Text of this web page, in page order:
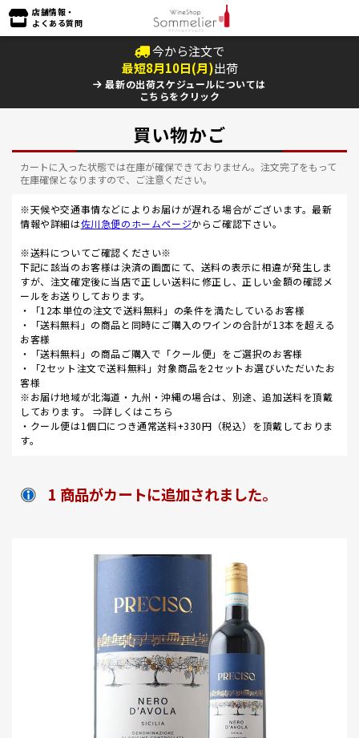
店舗情報・
よくある質問
今から注文で
最短8月10日(月)出荷
最新の出荷スケジュールについては
こちらをクリック
買い物かご
カートに入った状態では在庫が確保できておりません。注文完了をもって
在庫確保となりますので、ご注意ください。
※天候や交通事情などによりお届けが遅れる場合がございます。最新
情報や詳細は佐川急便のホームページからご確認下さい。
※送料についてご確認ください※
下記に該当のお客様は決済の画面にて、送料の表示に相違が発生しま
すが、注文確定後に当店で正しい送料に修正し、正しい金額の確認メ
ールをお送りしております。
・「12本単位の注文で送料無料」の条件を満たしているお客様
・「送料無料」の商品と同時にご購入のワインの合計が13本を超える
お客様
・「送料無料」の商品ご購入で「クール便」をご選択のお客様
・「2セット注文で送料無料」対象商品を2セットお選びいただいたお
客様
※お届け地域が北海道・九州・沖縄の場合は、別途、追加送料を頂戴
しております。 ⇒詳しくはこちら
・クール便は1個口につき通常送料+330円（税込）を頂戴しておりま
す。
1 商品がカートに追加されました。